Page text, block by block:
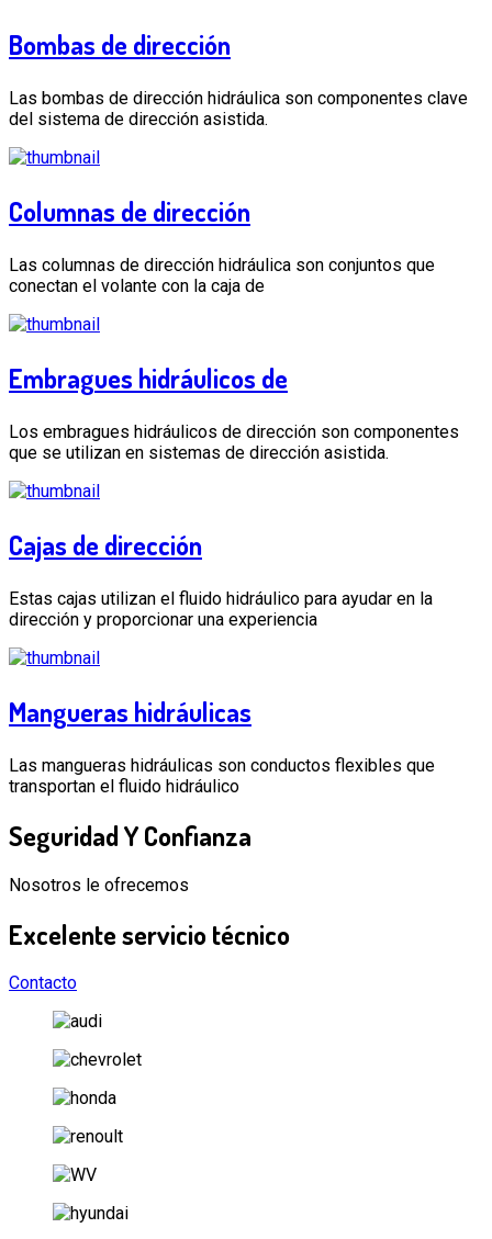
Bombas de dirección
Las bombas de dirección hidráulica son componentes clave
del sistema de dirección asistida.
Columnas de dirección
Las columnas de dirección hidráulica son conjuntos que
conectan el volante con la caja de
Embragues hidráulicos de
Los embragues hidráulicos de dirección son componentes
que se utilizan en sistemas de dirección asistida.
Cajas de dirección
Estas cajas utilizan el fluido hidráulico para ayudar en la
dirección y proporcionar una experiencia
Mangueras hidráulicas
Las mangueras hidráulicas son conductos flexibles que
transportan el fluido hidráulico
SeguridadY Confianza
Nosotros le ofrecemos
Excelenteservicio técnico
Contacto